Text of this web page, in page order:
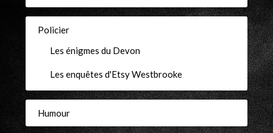
Policier
Les énigmes du Devon
Les enquêtes d'Etsy Westbrooke
Humour